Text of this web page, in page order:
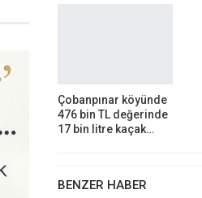
Çobanpınar köyünde
476 bin TL değerinde
17 bin litre kaçak…
BENZER HABER